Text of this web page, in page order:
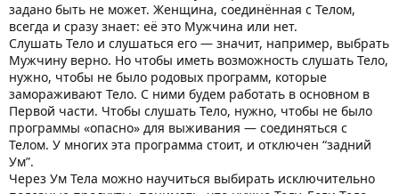
задано быть не может. Женщина, соединённая с Телом,
всегда и сразу знает: её это Мужчина или нет.
Слушать Тело и слушаться его — значит, например, выбрать
Мужчину верно. Но чтобы иметь возможность слушать Тело,
нужно, чтобы не было родовых программ, которые
замораживают Тело. С ними будем работать в основном в
Первой части. Чтобы слушать Тело, нужно, чтобы не было
программы «опасно» для выживания — соединяться с
Телом. У многих эта программа стоит, и отключен “задний
Ум”.
Через Ум Тела можно научиться выбирать исключительно